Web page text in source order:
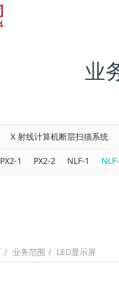
业
X 射线计算机断层扫描系统
PX2-1 PX2-2 NLF-1
业务范围 LED显示屏